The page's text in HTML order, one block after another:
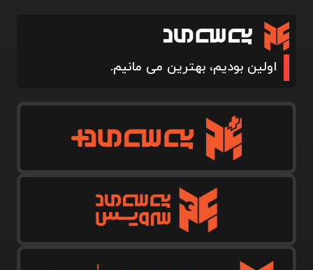
اولین بودیم، بهترین می مانیم.